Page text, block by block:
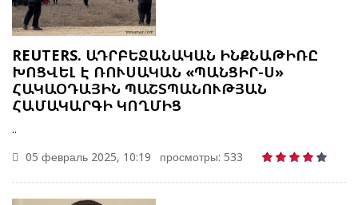
REUTERS. ԱԴՐԲԵՋԱՆԱԿԱՆ ԻՆՔՆԱԹԻՌԸ
ԽՈՑՎԵԼ Է ՌՈՒՍԱԿԱՆ «ՊԱՆՑԻՐ-Ս»
ՀԱԿԱՕԴԱՅԻՆ ՊԱՇՏՊԱՆՈՒԹՅԱՆ
ՀԱՄԱԿԱՐԳԻ ԿՈՂՄԻՑ
..
05 февраль 2025, 10:19
просмотры: 533